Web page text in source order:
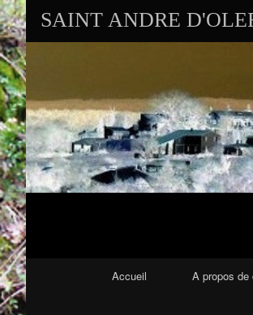
SAINT ANDRE
Navigation Principale
Accueil A propos de